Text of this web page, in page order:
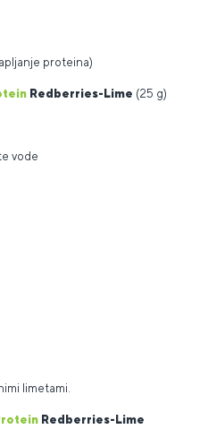
proteina)
Redberries-Lime (25 g)
vode
limetami.
Redberries-Lime